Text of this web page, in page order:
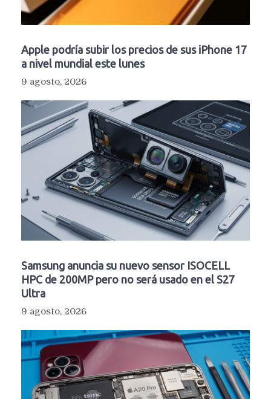
Apple podría subir los precios de sus iPhone 17
a nivel mundial este lunes
9 agosto, 2026
Samsung anuncia su nuevo sensor ISOCELL
HPC de 200MP pero no será usado en el S27
Ultra
9 agosto, 2026